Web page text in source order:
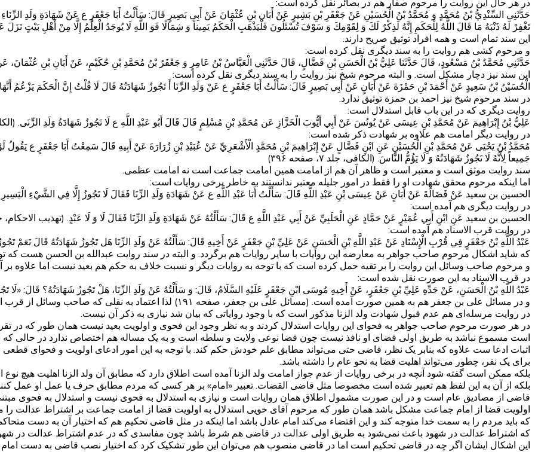
در هر حال این روایت را مرحوم صفار هم در بصائر نقل کرده است:
حَدَّثَنِي السِّنْدِيُّ بْنُ مُحَمَّدٍ وَ مُحَمَّدُ بْنُ الْحُسَيْنِ عَنْ جَعْفَرِ بْنِ بَشِيرٍ عَنْ أَبَانِ بْنِ عُثْمَانَ عَنْ أَبِي بَصِيرٍ قَالَ: سَأَلْتُ أَبَا جَعْفَرٍ ع عَنْ شَهَادَةِ وَلَدِ الزِّنَاءِ
تَغْفِرْ لَهُ ذَنْبَهُ مَا قَالَ اللَّهُ لِلْحَكَمِ‏ إِنَّهُ لَذِكْرٌ لَكَ‏ وَ لِقَوْمِكَ وَ سَوْفَ تُسْئَلُونَ‏ فَلْيَذْهَبِ الْحَكَمُ يَمِيناً وَ شِمَالًا فَوَ اللَّهِ لَا يُوجَدُ الْعِلْمُ إِلَّا مِنْ‏ أَهْلِ بَيْتٍ نَزَلَ عَلَيْهِمْ
این سند تمام است و همه افراد توثیق صریح دارند.
و مرحوم کشی هم روایت را به سند دیگری نقل کرده است:
حَدَّثَنِي مُحَمَّدُ بْنُ مَسْعُودٍ، قَالَ حَدَّثَنَا عَلِيُّ بْنُ الْحَسَنِ بْنِ فَضَّالٍ، قَالَ حَدَّثَنِي الْعَبَّاسُ بْنُ عَامِرٍ وَ جَعْفَرُ بْنُ مُحَمَّدِ بْنِ حُكَيْمٍ، عَنْ أَبَانِ بْنِ عُثْمَانَ، عَنْ
این سند نیز دچار مشکل است. و البته مرحوم شیخ نیز روایت را به سند دیگری نقل کرده است:
الْحُسَيْنُ بْنُ سَعِيدٍ عَنْ أَحْمَدَ بْنِ حَمْزَةَ عَنْ أَبَانٍ عَنْ أَبِي بَصِيرٍ قَالَ: سَأَلْتُ أَبَا جَعْفَرٍ ع عَنْ وَلَدِ الزِّنَا أَ تَجُوزُ شَهَادَتُهُ قَالَ لَا قُلْتُ إِنَّ الْحَكَمَ يَزْعُمُ أَنَّهَا تَجُوزُ فَقَالَ
در سند مرحوم شیخ نیز احمد بن حمزة توثیق ندارد.
روایت دیگری که در این باب قابل استدلال است:
عَلِيُّ بْنُ إِبْرَاهِيمَ عَنْ مُحَمَّدِ بْنِ عِيسَى عَنْ يُونُسَ عَنْ أَبِي أَيُّوبَ الْخَزَّازِ عَن‏ مُحَمَّدِ بْنِ مُسْلِمٍ قَالَ قَالَ أَبُو عَبْدِ اللَّهِ ع‏ لَا تَجُوزُ شَهَادَةُ وَلَدِ الزِّنَى. (الکافی، جلد
در روایت دیگر امامت هم علاوه بر شهادت ذکر شده است:
مُحَمَّدُ بْنُ يَحْيَى عَنْ مُحَمَّدِ بْنِ الْحُسَيْنِ عَنِ ابْنِ فَضَّالٍ عَنْ إِبْرَاهِيمَ بْنِ مُحَمَّدٍ الْأَشْعَرِيِّ عَنْ عُبَيْدِ بْنِ زُرَارَةَ عَنْ أَبِيهِ قَالَ سَمِعْتُ أَبَا جَعْفَرٍ ع يَقُولُ‏
جَمِيعاً لِأَنَّهُ لَا تَجُوزُ شَهَادَتُهُ وَ لَا يَؤُمُّ النَّاسَ. (الکافی، جلد ۷، صفحه ۳۹۶)
سند روایت موثق است و معتبر است و ظاهر آن هم از امامت همین امامت جماعت است نه امامت عظمی.
اما اینکه مرحوم محقق شهادت او را فقط در امور جلیله معتبر ندانستند به خاطر برخی روایات است:
الحسین بن سعید عَنْ فَضَالَةَ عَنْ أَبَانٍ عَنْ عِيسَى بْنِ عَبْدِ اللَّهِ قَالَ: سَأَلْتُ أَبَا عَبْدِ اللَّهِ ع عَنْ شَهَادَةِ وَلَدِ الزِّنَا فَقَالَ لَا تَجُوزُ إِلَّا فِي الشَّيْ‏ءِ الْيَسِيرِ إِذَا رَأَيْتَ
در روایت دیگری هم آمده است:
الحسین بن سعید عَنِ ابْنِ أَبِي عُمَيْرٍ عَنْ حَمَّادٍ عَنِ الْحَلَبِيِّ عَنْ أَبِي عَبْدِ اللَّهِ ع قَالَ: سَأَلْتُهُ عَنْ شَهَادَةِ وَلَدِ الزِّنَا فَقَالَ لَا وَ لَا عَبْدٍ. (تهذیب الاحکام، جلد ۶، صفحه
در روایت قرب الاسناد هم آمده است:
عَبْدُ اللَّهِ بْنُ جَعْفَرٍ فِي قُرْبِ الْإِسْنَادِ عَنْ عَبْدِ اللَّهِ بْنِ الْحَسَنِ عَنْ عَلِيِّ بْنِ جَعْفَرٍ عَنْ أَخِيهِ‏ قَالَ: سَأَلْتُهُ عَنْ وَلَدِ الزِّنَا هَل‏ تَجُوزُ شَهَادَتُهُ قَالَ نَعَمْ‏ تَجُوزُ شَهَادَتُهُ‏ وَ
که شاید اشکال مرحوم صاحب جواهر به معارضه این روایات با سایر روایات هم برگردد. و البته در سند روایت عبدالله بن الحسن هست که
و مرحوم صاحب وسائل این روایت را بر تقیه حمل کرده است که با توجه به روایات دیگر و نسبت خلاف به حکم هم بعید نیست اما علاوه بر
در قرب الاسناد به این صورت نقل شده است:
عَبْدُ اللَّهِ بْنُ الْحَسَنِ، عَنْ جَدِّهِ عَلِيِّ بْنِ جَعْفَرٍ، عَنْ أَخِيهِ مُوسَى ابْنِ جَعْفَرٍ عَلَيْهِ السَّلَامُ، قَالَ: وَ سَأَلْتُهُ عَنْ وَلَدِ الزِّنَا، هَلْ تَجُوزُ شَهَادَتُهُ‏؟ قَالَ: «لَا تَجُوزُ
و در مسائل علی بن جعفر هم به همین صورت آمده است. (مسائل علی بن جعفر، صفحه ۱۹۱) لذا اعتماد به نقلی که صاحب وسائل از قرب الاسناد ذکر کرده‌اند نمی‌توان اعتماد کرد.
در روایت مرسله‌ای هم عدم قبول شهادت ولد الزنا مذکور است که با وجود روایاتی که بیان شد نیازی به ذکر آن نیست.
در هر صورت مرحوم صاحب جواهر به فحوای این روایات استدلال کردند و به نظر وجود این فحوی و اولویت بعید نیست همان طور که در
است مسموع نباشد به طریق اولی قضای او نافذ نیست چون قضا نوعی ولایت و سلطه است و به یک مساله هم اختصاص ندارد در حالی
اثبات ادعا ست علاوه که بنابر یک نظر، قاضی حتی می‌تواند مطابق علم خودش حکم کند. با توجه به این امور ادعای اولویت و فحوای
برای یک نفر، چطور می‌تواند اهلیت قضا به نحو عام را داشته باشد.
بلکه ممکن است گفته شود آنچه در برخی روایات از عدم جواز امامت ولد الزنا آمده است اطلاق دارد که مطابق آن ولد الزنا اهلیت هیچ
بلکه از آن به این لفظ هم تعبیر شده است مخصوصا مثل قاضی القضات. تعبیر «امام» بر هر کسی که مردم مطابق حرف یا عمل او عمل
قاضی از مصادیق عام است و در این صورت مشمول اطلاق همان روایات است و نیازی به استدلال به فحوی نیست و استدلال به فحوی
اولویت قضا از امام جماعت مشکل باشد همان طور که مرحوم آقای خویی استدلال به اولویت قضا از امامت جماعت بر اشتراط عدالت
که باید مردم را به سمت خدا متوجه کند و این اقتضاء می‌کند امام عادل باشد اما اینکه در مثل قاضی تحکیم هم که اختیار آن به دست
که اشتراط عدالت در شهود باعث نمی‌شود به طریق اولی عدالت در قاضی هم شرط باشد چون مفاسدی که در عدم اشتراط عدالت در
این اشکال ایشان اگر چه در قاضی تحکیم است اما در قاضی منصوب هم می‌توان این طور تشکیک کرد که اختیار نصب قاضی به دست